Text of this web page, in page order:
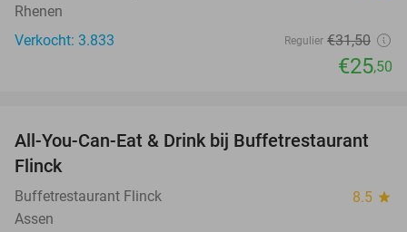
Rhenen
Verkocht: 3.833
Regulier €31,50
€25,50
33%
All-You-Can-Eat & Drink bij Buffetrestaurant
Flinck
Buffetrestaurant Flinck 8.5 star
Assen